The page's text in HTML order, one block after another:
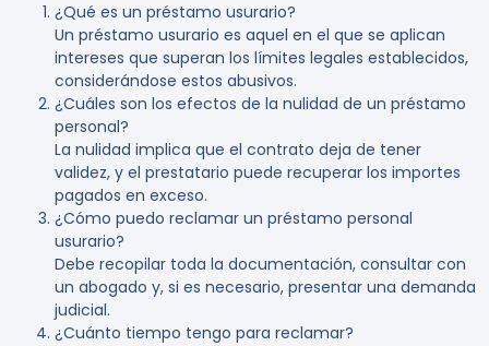
¿Qué es un préstamo usurario?
Un préstamo usurario es aquel en el que se aplican
intereses que superan los límites legales establecidos,
considerándose estos abusivos.
¿Cuáles son los efectos de la nulidad de un préstamo
personal?
La nulidad implica que el contrato deja de tener
validez, y el prestatario puede recuperar los importes
pagados en exceso.
¿Cómo puedo reclamar un préstamo personal
usurario?
Debe recopilar toda la documentación, consultar con
un abogado y, si es necesario, presentar una demanda
judicial.
¿Cuánto tiempo tengo para reclamar?